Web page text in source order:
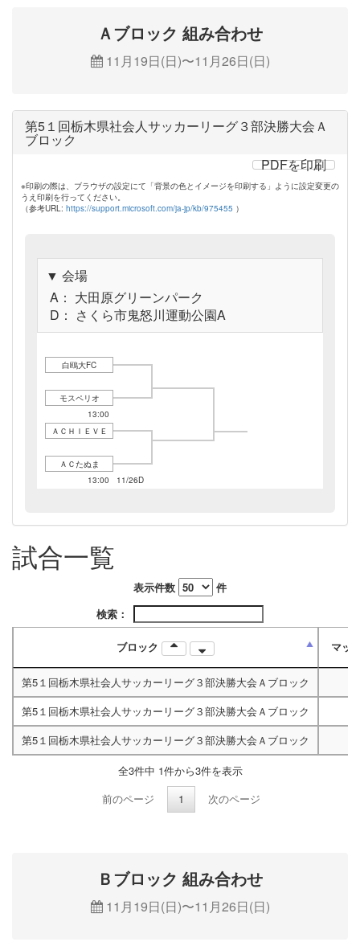
Ａブロック 組み合わせ
11月19日(日)〜11月26日(日)
第5１回栃木県社会人サッカーリーグ３部決勝大会Ａ
ブロック
PDFを印刷
※印刷の際は、ブラウザの設定にて「背景の色とイメージを印刷する」ように設定変更の
うえ印刷を行ってください。
（参考URL: https://support.microsoft.com/ja-jp/kb/975455 ）
▼ 会場
A： 大田原グリーンパーク
D： さくら市鬼怒川運動公園A
白鴎大FC
11/19A
13:00
モスペリオ
11/26D
ＡＣＨＩＥＶＥ
11/19A
13:00
ＡＣたぬま
試合一覧
表示件数
件
検索：
ブロック マッ
第5１回栃木県社会人サッカーリーグ３部決勝大会Ａブロック
第5１回栃木県社会人サッカーリーグ３部決勝大会Ａブロック
第5１回栃木県社会人サッカーリーグ３部決勝大会Ａブロック
全3件中 1件から3件を表示
前のページ
1 次のページ
Ｂブロック 組み合わせ
11月19日(日)〜11月26日(日)